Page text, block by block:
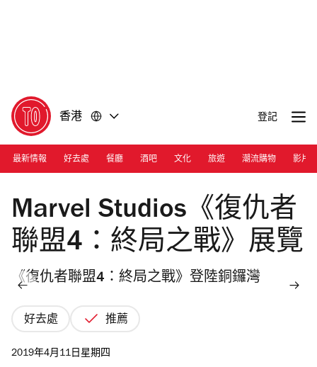
香港 登記
最新情報 好去處 餐廳 酒吧 文化 旅遊 潮流購物 影片
Marvel Studios《復仇者
聯盟4：終局之戰》展覽
《復仇者聯盟4：終局之戰》登陸銅鑼灣
好去處 推薦
2019年4月11日星期四